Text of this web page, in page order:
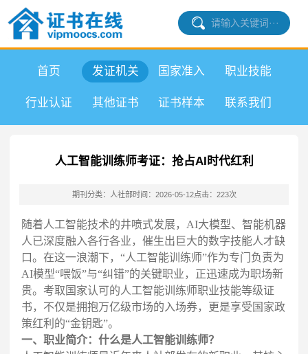
首页 发证机关 国家准入 职业技能
行业认证 其他证书 证书样本 联系我们
人工智能训练师考证：抢占AI时代红利
期刊分类：人社部时间：2026-05-12点击：223次
随着人工智能技术的井喷式发展，AI大模型、智能机器
人已深度融入各行各业，催生出巨大的数字技能人才缺
口。在这一浪潮下，“人工智能训练师”作为专门负责为
AI模型“喂饭”与“纠错”的关键职业，正迅速成为职场新
贵。考取国家认可的人工智能训练师职业技能等级证
书，不仅是拥抱万亿级市场的入场券，更是享受国家政
策红利的“金钥匙”。
一、职业简介：什么是人工智能训练师？